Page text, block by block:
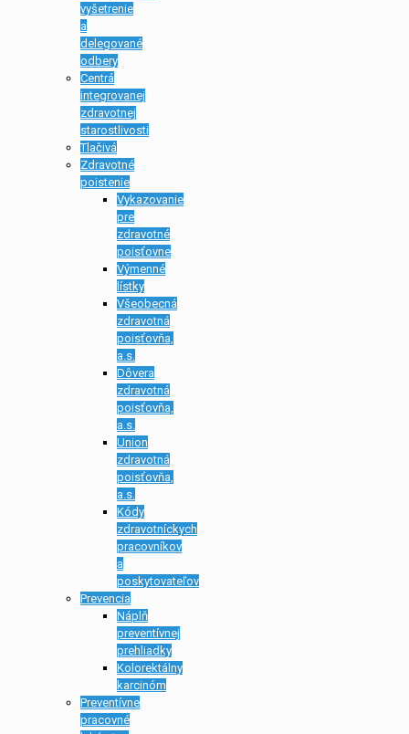
vyšetrenie
a
delegované
odbery
Centrá
integrovanej
zdravotnej
starostlivosti
Tlačivá
Zdravotné
poistenie
Vykazovanie
pre
zdravotné
poisťovne
Výmenné
lístky
Všeobecná
zdravotná
poisťovňa,
a.s.
Dôvera
zdravotná
poisťovňa,
a.s.
Union
zdravotná
poisťovňa,
a.s.
Kódy
zdravotníckych
pracovníkov
a
poskytovateľov
Prevencia
Náplň
preventívnej
prehliadky
Kolorektálny
karcinóm
Preventívne
pracovné